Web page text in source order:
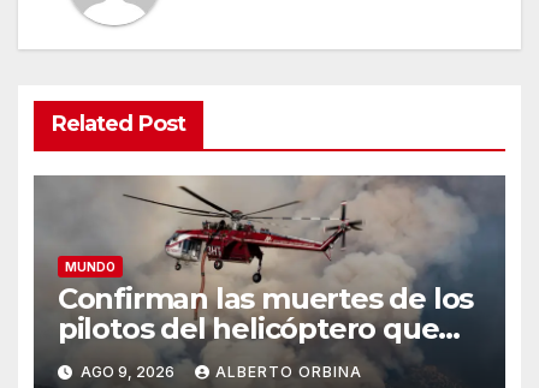
Related Post
MUNDO
Confirman las muertes de los
pilotos del helicóptero que
quedó atrapado en medio del
AGO 9, 2026 ALBERTO ORBINA